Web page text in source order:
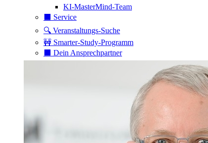
KI-MasterMind-Team
⬛️ Service
🔍 Veranstaltungs-Suche
🚧 Smarter-Study-Programm
⬛️ Dein Ansprechpartner